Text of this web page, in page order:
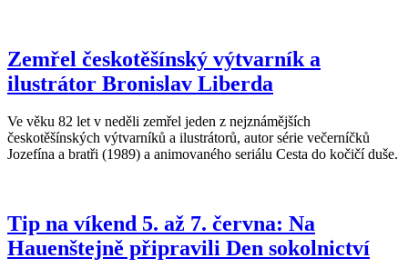
Zemřel českotěšínský výtvarník a
ilustrátor Bronislav Liberda
Ve věku 82 let v neděli zemřel jeden z nejznámějších
českotěšínských výtvarníků a ilustrátorů, autor série večerníčků
Jozefína a bratři (1989) a animovaného seriálu Cesta do kočičí duše.
Tip na víkend 5. až 7. června: Na
Hauenštejně připravili Den sokolnictví